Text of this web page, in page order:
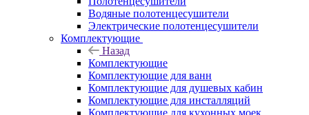
Водяные полотенцесушители
Электрические полотенцесушители
Комплектующие
Назад
Комплектующие
Комплектующие для ванн
Комплектующие для душевых кабин
Комплектующие для инсталляций
Комплектующие для кухонных моек